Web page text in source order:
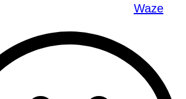
Waze